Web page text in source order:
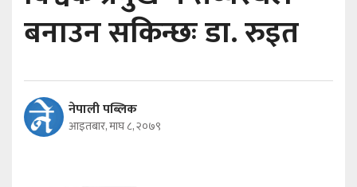
बनाउन सकिन्छः डा. रुइत
नेपाली पब्लिक
आइतबार, माघ ८, २०७९